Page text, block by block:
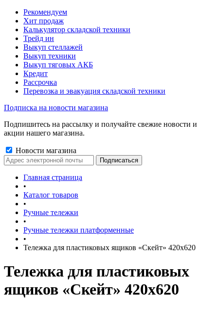
Рекомендуем
Хит продаж
Калькулятор складской техники
Трейд ин
Выкуп стеллажей
Выкуп техники
Выкуп тяговых АКБ
Кредит
Рассрочка
Перевозка и эвакуация складской техники
Подписка на новости магазина
Подпишитесь на рассылку и получайте свежие новости и
акции нашего магазина.
Новости магазина
Главная страница
•
Каталог товаров
•
Ручные тележки
•
Ручные тележки платформенные
•
Тележка для пластиковых ящиков «Скейт» 420x620
Тележка для пластиковых
ящиков «Скейт» 420x620